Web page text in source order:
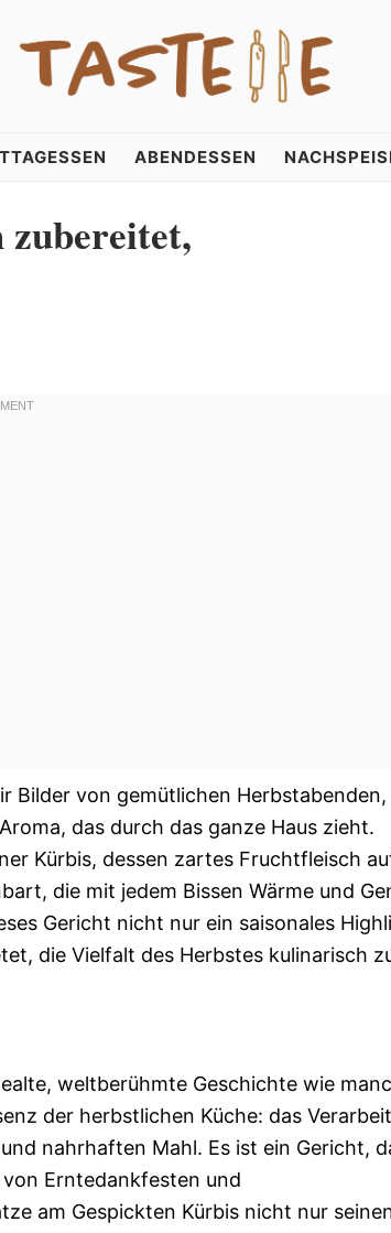
ABENDESSEN
Bilder von gemütlichen Herbstabenden,
das durch das ganze Haus zieht.
Kürbis, dessen zartes Fruchtfleisch
die mit jedem Bissen Wärme und
Gericht nicht nur ein saisonales
die Vielfalt des Herbstes kulinarisch
weltberühmte Geschichte wie
der herbstlichen Küche: das
nahrhaften Mahl. Es ist ein Gericht,
Erntedankfesten und
am Gespickten Kürbis nicht nur